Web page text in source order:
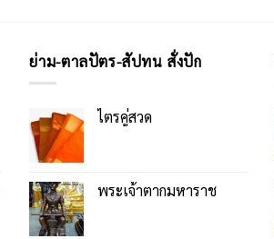
ย่าม-ตาลปัตร-สัปทน สั่งปัก
ไตรคู่สวด
พระเจ้าตากมหาราช